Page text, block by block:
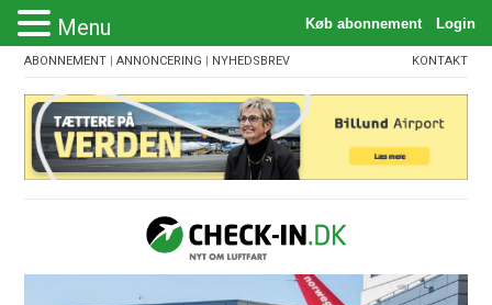
ABONNEMENT |ANNONCERING | NYHEDSBREV KONTAKT
Menu